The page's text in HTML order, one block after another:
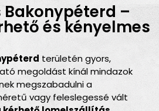
–
és kényelmes
területén gyors,
megoldást kínál mindazok
megszabadulni a
vagy feleslegessé vált